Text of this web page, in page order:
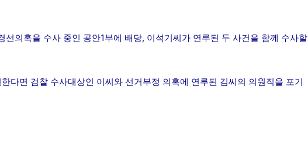
의혹을 수사 중인 공안1부에 배당, 이석기씨가 연루된 두 사건을 함께 수사할
다면 검찰 수사대상인 이씨와 선거부정 의혹에 연루된 김씨의 의원직을 포기